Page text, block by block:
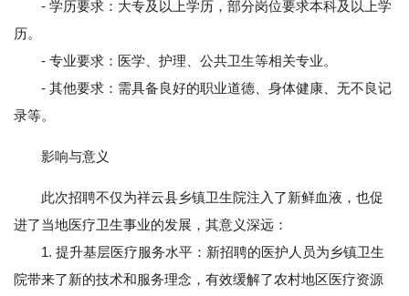
- 学历要求：大专及以上学历，部分岗位要求本科及以上学
历。
- 专业要求：医学、护理、公共卫生等相关专业。
- 其他要求：需具备良好的职业道德、身体健康、无不良记
录等。
影响与意义
此次招聘不仅为祥云县乡镇卫生院注入了新鲜血液，也促
进了当地医疗卫生事业的发展，其意义深远：
1. 提升基层医疗服务水平：新招聘的医护人员为乡镇卫生
院带来了新的技术和服务理念，有效缓解了农村地区医疗资源